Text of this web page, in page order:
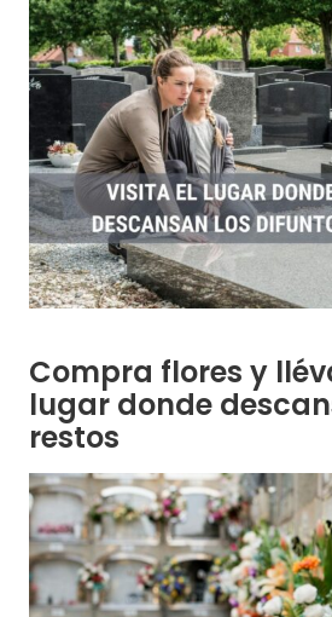
Compra flores y
lugar donde
restos